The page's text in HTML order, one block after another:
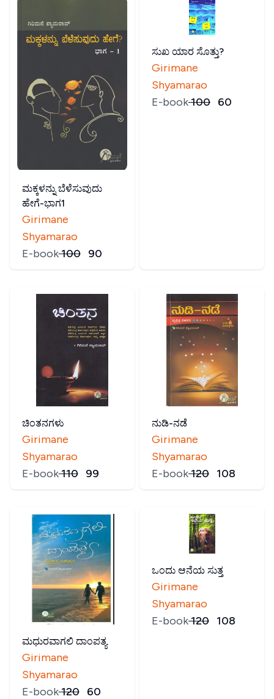
ಮಕ್ಕಳನ್ನು ಬೆಳೆಸುವುದು
ಹೇಗೆ-ಭಾಗ1
Girimane
Shyamarao
E-book₹100 90
ಸುಖ ಯಾರ ಸೊತ್ತು?
Girimane
Shyamarao
E-book₹100 60
ಚಿಂತನಗಳು
Girimane
Shyamarao
E-book₹110 99
ನುಡಿ-ನಡೆ
Girimane
Shyamarao
E-book₹120 108
ಮಧುರವಾಗಲಿ ದಾಂಪತ್ಯ
Girimane
Shyamarao
E-book₹120 60
ಒಂದು ಆನೆಯ ಸುತ್ತ
Girimane
Shyamarao
E-book₹120 108